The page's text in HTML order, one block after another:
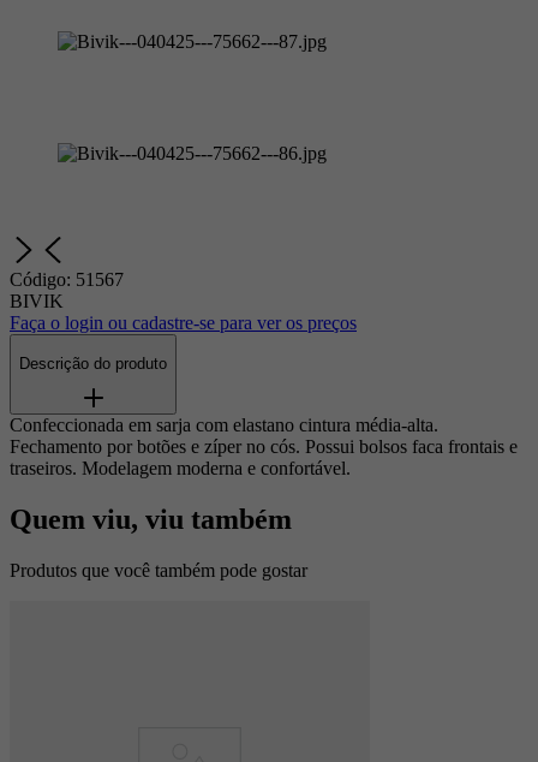
Código: 51567
BIVIK
Faça o login ou cadastre-se para ver os preços
Descrição do produto
Confeccionada em sarja com elastano cintura média-alta.
Fechamento por botões e zíper no cós. Possui bolsos faca frontais e
traseiros. Modelagem moderna e confortável.
Quem viu, viu também
Produtos que você também pode gostar